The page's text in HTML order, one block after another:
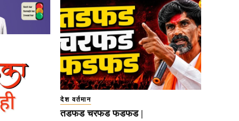
देश वर्तमान
तडफड चरफड फडफड |